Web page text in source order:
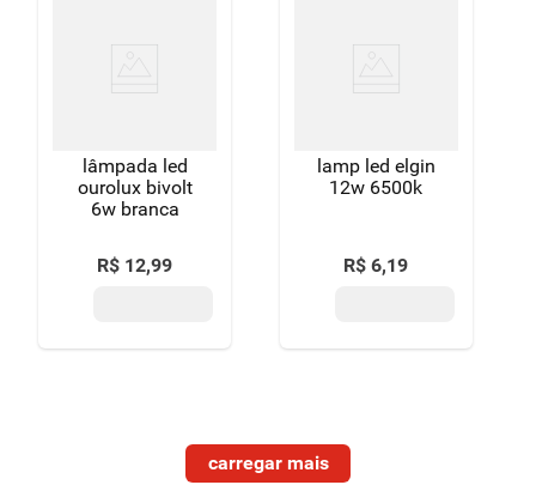
lâmpada led
ourolux bivolt
6w branca
R$ 12,99
lamp led elgin
12w 6500k
R$ 6,19